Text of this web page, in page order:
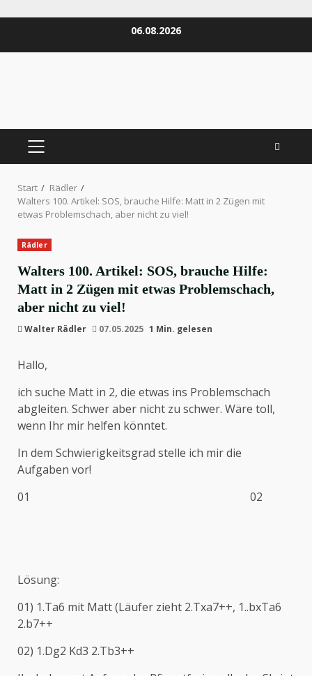
06.08.2026
PRIMÄRES
Start
Rädler
Walters 100. Artikel: SOS, brauche Hilfe: Matt in 2 Zügen mit
etwas Problemschach, aber nicht zu viel!
Rädler
Walters 100. Artikel: SOS, brauche Hilfe:
Matt in 2 Zügen mit etwas Problemschach,
aber nicht zu viel!
Walter Rädler 07.05.2025 1 Min. gelesen
Hallo,
ich suche Matt in 2, die etwas ins Problemschach
abgleiten. Schwer aber nicht zu schwer. Wäre toll,
wenn Ihr mir helfen könntet.
In dem Schwierigkeitsgrad stelle ich mir die
Aufgaben vor!
01 02
Lösung:
01) 1.Ta6 mit Matt (Läufer zieht 2.Txa7++, 1..bxTa6
2.b7++
02) 1.Dg2 Kd3 2.Tb3++